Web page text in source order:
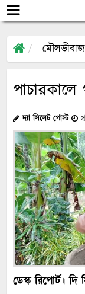
পাচারকালে
দ্যা সিলেট পোস্ট
ডেস্ক রিপোর্ট।